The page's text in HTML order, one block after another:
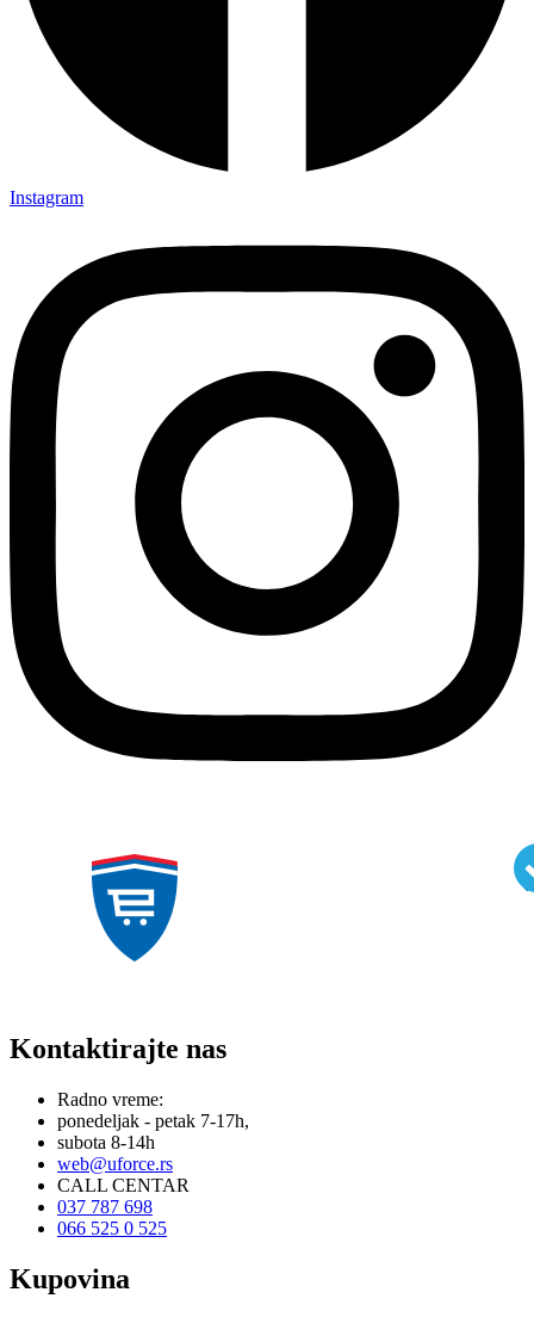
Instagram
Kontaktirajte nas
Radno vreme:
ponedeljak - petak 7-17h,
subota 8-14h
web@uforce.rs
CALL CENTAR
037 787 698
066 525 0 525
Kupovina